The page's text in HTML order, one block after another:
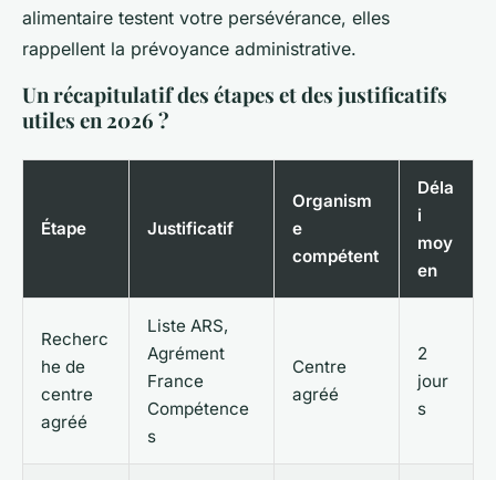
alimentaire testent votre persévérance, elles
rappellent la prévoyance administrative.
Un récapitulatif des étapes et des justificatifs
utiles en 2026 ?
Étape Justificatif
Organism
e
compétent
Déla
i
moy
en
Recherc
he de
centre
agréé
Liste ARS,
Agrément
France
Compétence
s
Centre
agréé
2
jour
s